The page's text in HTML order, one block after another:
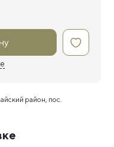
район, пос.